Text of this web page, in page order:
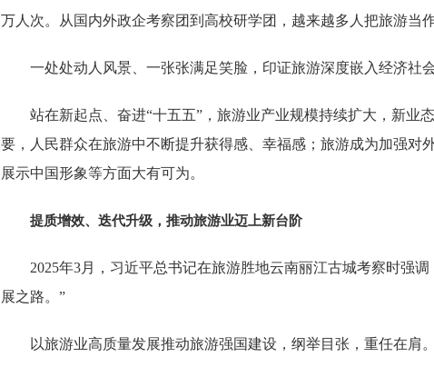
万人次。从国内外政企考察团到高校研学团，越来越多人把旅游当
一处处动人风景、一张张满足笑脸，印证旅游深度嵌入经济社
站在新起点、奋进“十五五”，旅游业产业规模持续扩大，新业
要，人民群众在旅游中不断提升获得感、幸福感；旅游成为加强对
展示中国形象等方面大有可为。
提质增效、迭代升级，推动旅游业迈上新台阶
2025年3月，习近平总书记在旅游胜地云南丽江古城考察时强
展之路。”
以旅游业高质量发展推动旅游强国建设，纲举目张，重任在肩。